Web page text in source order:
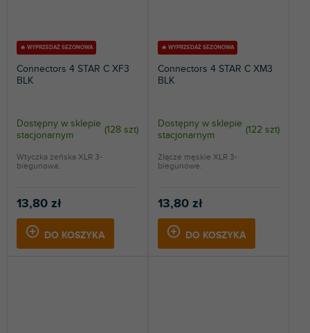
🔥 WYPRZEDAŻ SEZONOWA
Connectors 4 STAR C XF3
BLK
Dostępny w sklepie
stacjonarnym
(128 szt)
13,80 zł
DO KOSZYKA
Wtyczka żeńska XLR 3-
biegunowa.
🔥 WYPRZEDAŻ SEZONOWA
Connectors 4 STAR C XM3
BLK
Dostępny w sklepie
stacjonarnym
(122 szt)
13,80 zł
DO KOSZYKA
Złącze męskie XLR 3-
biegunowe.